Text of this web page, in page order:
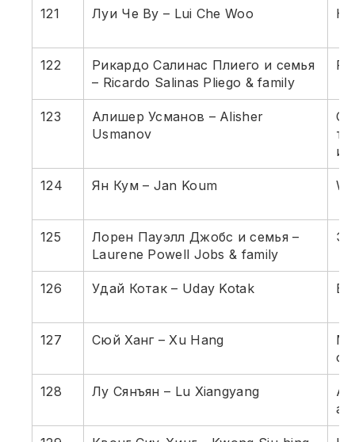
121 Луи Че Ву – Lui Che Woo
122
Рикардо Салинас Плиего и семья
– Ricardo Salinas Pliego & family
123
Алишер Усманов – Alisher
Usmanov
124 Ян Кум – Jan Koum
125
Лорен Пауэлл Джобс и семья –
Laurene Powell Jobs & family
126 Удай Котак – Uday Kotak
127 Сюй Ханг – Xu Hang
128 Лу Сянъян – Lu Xiangyang